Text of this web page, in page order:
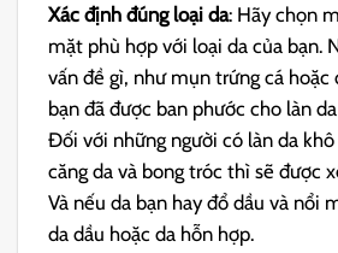
Xác định đúng loại da: Hãy chọn
mặt phù hợp với loại da của bạn.
vấn đề gì, như mụn trứng cá hoặc
bạn đã được ban phước cho làn
Đối với những người có làn da
căng da và bong tróc thì sẽ được
Và nếu da bạn hay đổ dầu và nổi
da dầu hoặc da hỗn hợp.